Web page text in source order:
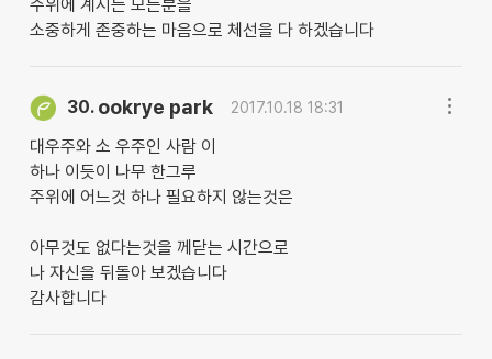
주위에 계시는 모든분을
소중하게 존중하는 마음으로 체선을 다 하겠습니다
30. ookrye park 2017.10.18 18:31
대우주와 소 우주인 사람 이
하나 이듯이 나무 한그루
주위에 어느것 하나 필요하지 않는것은
아무것도 없다는것을 께닫는 시간으로
나 자신을 뒤돌아 보겠습니다
감사합니다